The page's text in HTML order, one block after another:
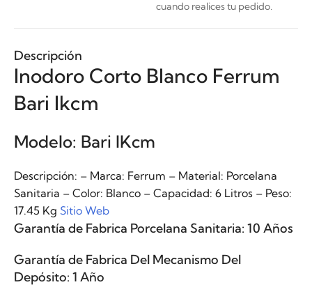
cuando realices tu pedido.
Descripción
Inodoro Corto Blanco Ferrum
Bari Ikcm
Modelo: Bari IKcm
Descripción: – Marca: Ferrum – Material: Porcelana
Sanitaria – Color: Blanco – Capacidad: 6 Litros – Peso:
17.45 Kg Sitio Web
Garantía de Fabrica Porcelana Sanitaria: 10 Años
Garantía de Fabrica Del Mecanismo Del
Depósito: 1 Año